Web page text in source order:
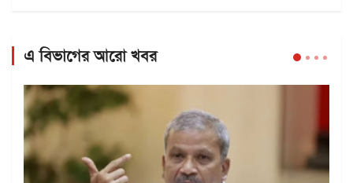
এ বিভাগের আরো খবর